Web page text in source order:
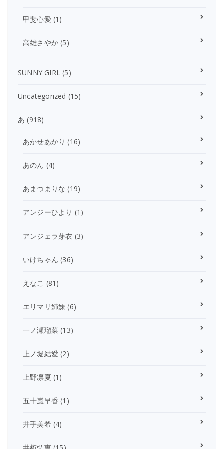
甲斐心愛 (1)
高雄さやか (5)
SUNNY GIRL (5)
Uncategorized (15)
あ (918)
あかせあかり (16)
あのん (4)
あまつまりな (19)
アンジーひより (1)
アンジェラ芽衣 (3)
いけちゃん (36)
えなこ (81)
エリマリ姉妹 (6)
一ノ瀬瑠菜 (13)
上ノ堀結愛 (2)
上野凛夏 (1)
五十嵐早香 (1)
井手美希(4)